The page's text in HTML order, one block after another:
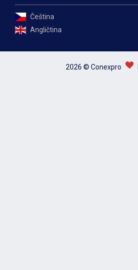
Čeština
Angličtina
2026 © Conexpro